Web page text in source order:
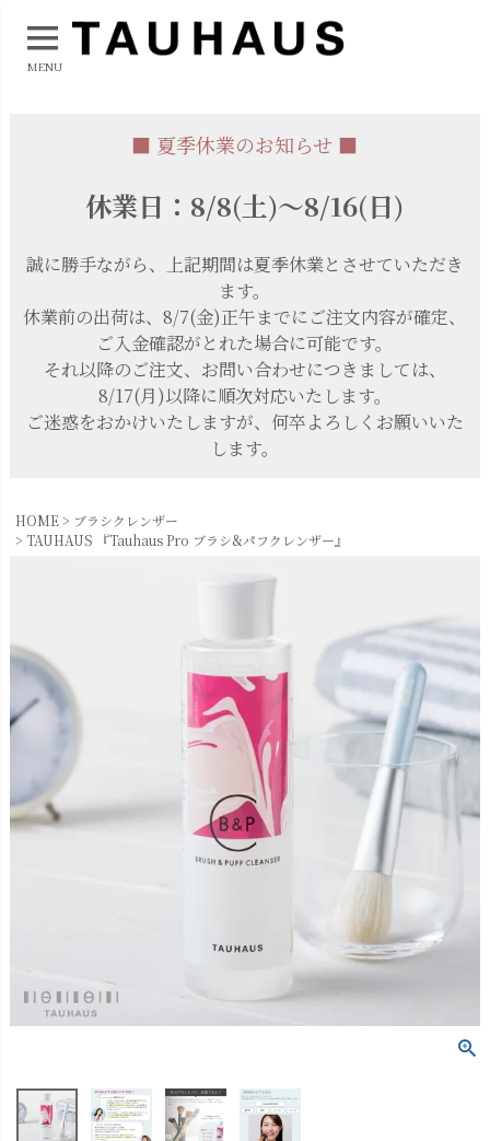
MENU
■ 夏季休業のお知らせ ■
休業日：8/8(土)～8/16(日)
誠に勝手ながら、上記期間は夏季休業とさせていただき
ます。
休業前の出荷は、8/7(金)正午までにご注文内容が確定、
ご入金確認がとれた場合に可能です。
それ以降のご注文、お問い合わせにつきましては、
8/17(月)以降に順次対応いたします。
ご迷惑をおかけいたしますが、何卒よろしくお願いいた
します。
HOME
ブラシクレンザー
TAUHAUS 『Tauhaus Pro ブラシ&パフクレンザー』